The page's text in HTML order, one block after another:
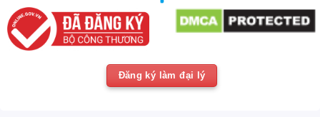
Đăng ký làm đại lý